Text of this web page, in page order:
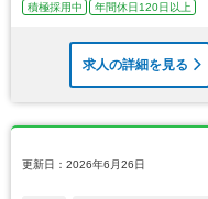
積極採用中
年間休日120日以上
求人の詳細を見る
更新日：2026年6月26日